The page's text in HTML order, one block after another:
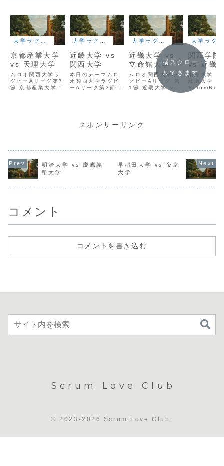
京都産業大学
vs 天理大学
ムロオ関西大学ラ
グビーAリーグ第7
節 京都産業大学
近畿大学 vs
関西大学
本日のテーマムロ
オ関西大学ラグビ
ーAリーグ第3節近
ScrumLoveClub
ではなかろうか。
後...
近畿大学 vs
立命館大学
ムロオ関西大学ラ
グビーAリーグ 第
1節 近畿大学 vs
関西学院
vs 近畿
東海大学
経済大学
横スクロー
ルできます
スポンサーリンク
明治大学 vs 慶應義
塾大学
早稲田大学 vs 帝京
大学
コメント
コメントを書き込む
Scrum Love Club
© 2023-2026 Scrum Love Club.